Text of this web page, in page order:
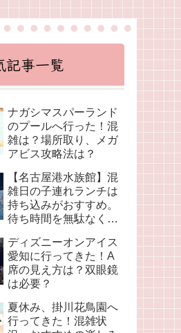
記事一覧
ナガシマスパーランド
のプールへ行った！混
雑は？場所取り、メガ
アビス攻略法は？
【名古屋港水族館】混
雑日の子連れランチは
持ち込みがおすすめ。
待ち時間を無駄なく活
ディズニーオンアイス
愛知に行ってきた！A
席の見え方は？双眼鏡
は必要？
夏休み、掛川花鳥園へ
行ってきた！混雑状